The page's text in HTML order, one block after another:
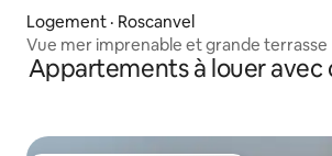
Logement · Roscanvel
Vue mer imprenable et grande terrasse
Appartements à louer avec